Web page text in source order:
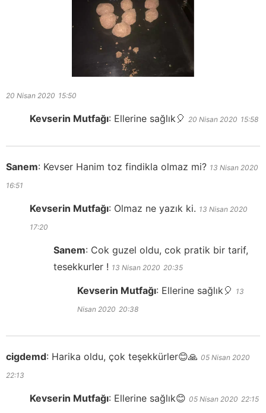
20 Nisan 2020 15:50
Kevserin Mutfağı: Ellerine sağlık🎈 20 Nisan 2020 15:58
Sanem: Kevser Hanim toz findikla olmaz mi? 13 Nisan 2020
16:51
Kevserin Mutfağı: Olmaz ne yazık ki. 13 Nisan 2020
17:20
Sanem: Cok guzel oldu, cok pratik bir tarif,
tesekkurler ! 13 Nisan 2020 20:35
Kevserin Mutfağı: Ellerine sağlık🎈 13
Nisan 2020 20:38
cigdemd: Harika oldu, çok teşekkürler😊🙏 05 Nisan 2020
22:13
Kevserin Mutfağı: Ellerine sağlık😊 05 Nisan 2020 22:15